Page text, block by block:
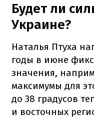
Будет ли
Украине?
Наталья Птуха
годы в июне
значения,
максимумы для
до 38 градусов
и восточных